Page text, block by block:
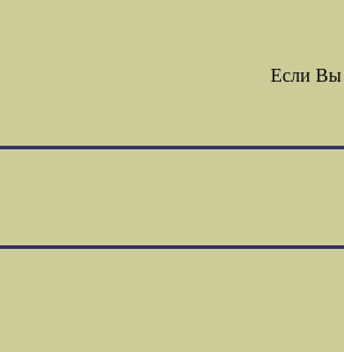
Если Вы